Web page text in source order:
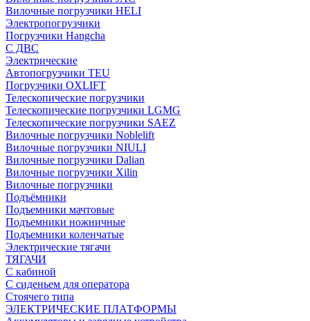
Вилочные погрузчики HELI
Электропогрузчики
Погрузчики Hangcha
С ДВС
Электрические
Автопогрузчики TEU
Погрузчики OXLIFT
Телескопические погрузчики
Телескопические погрузчики LGMG
Телескопические погрузчики SAEZ
Вилочные погрузчики Noblelift
Вилочные погрузчики NIULI
Вилочные погрузчики Dalian
Вилочные погрузчики Xilin
Вилочные погрузчики
Подъёмники
Подъемники мачтовые
Подъемники ножничные
Подъемники коленчатые
Электрические тягачи
ТЯГАЧИ
С кабиной
С сиденьем для оператора
Стоячего типа
ЭЛЕКТРИЧЕСКИЕ ПЛАТФОРМЫ